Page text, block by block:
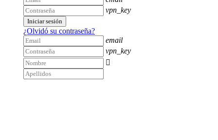
vpn_key
Iniciar sesión
¿Olvidó su contraseña?
email
vpn_key
